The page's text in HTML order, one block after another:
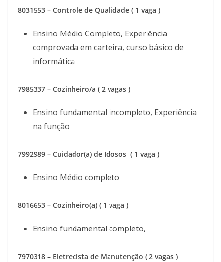
8031553 – Controle de Qualidade ( 1 vaga )
Ensino Médio Completo, Experiência
comprovada em carteira, curso básico de
informática
7985337 – Cozinheiro/a ( 2 vagas )
Ensino fundamental incompleto, Experiência
na função
7992989 – Cuidador(a) de Idosos ( 1 vaga )
Ensino Médio completo
8016653 – Cozinheiro(a) ( 1 vaga )
Ensino fundamental completo,
7970318 – Eletrecista de Manutenção ( 2 vagas )